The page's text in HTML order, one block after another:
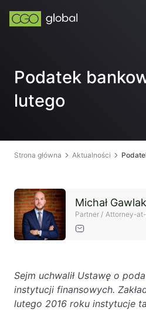
Jurysdykcje
Baza wiedzy
Kontakt
PL EN
Podatek
lutego
Strona główna Aktualności
Michał Gawlak
Partner / Attorney-
Sejm uchwalił Ustawę o
instytucji finansowych.
lutego 2016 roku instytucje